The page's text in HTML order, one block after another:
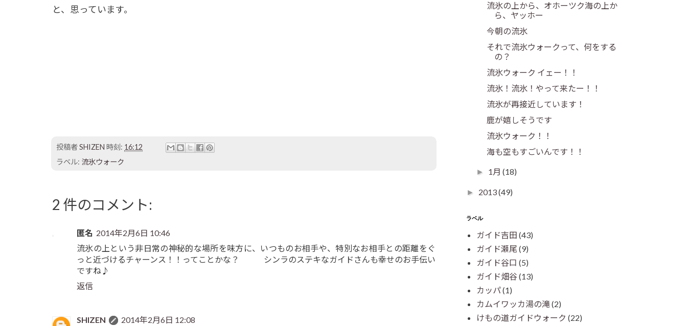
と、思っています。
投稿者SHIZEN 時刻: 16:12
ラベル: 流氷ウォーク
2 件のコメント:
匿名 2014年2月6日 10:46
流氷の上という非日常の神秘的な場所を味方に、いつものお相手や、特別なお相手との距離をぐ
っと近づけるチャーンス！！ってことかな？ シンラのステキなガイドさんも幸せのお手伝い
ですね♪
返信
SHIZEN
2014年2月6日 12:08
流氷の上から、オホーツク海の上か
ら、ヤッホー
今朝の流氷
それで流氷ウォークって、何をする
の？
流氷ウォーク イェー！！
流氷！流氷！やって来たー！！
流氷が再接近しています！
鹿が嬉しそうです
流氷ウォーク！！
海も空もすごいんです！！
► 1月(18)
► 2013(49)
ラベル
ガイド吉田 (43)
ガイド瀬尾 (9)
ガイド谷口 (5)
ガイド畑谷(13)
カッパ(1)
カムイワッカ湯の滝 (2)
けもの道ガイドウォーク (22)